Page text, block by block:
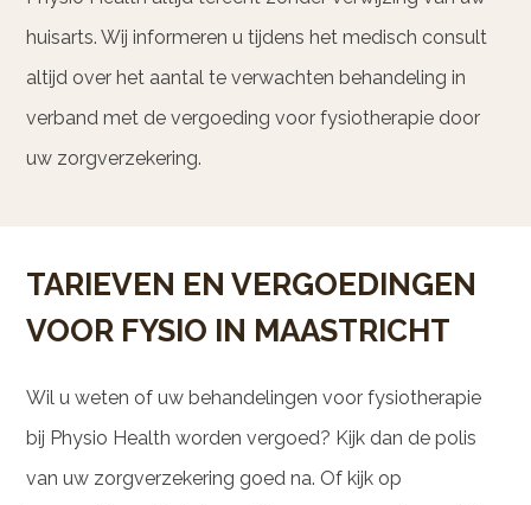
huisarts. Wij informeren u tijdens het medisch consult
altijd over het aantal te verwachten behandeling in
verband met de vergoeding voor fysiotherapie door
uw zorgverzekering.
TARIEVEN EN VERGOEDINGEN
VOOR FYSIO IN MAASTRICHT
Wil u weten of uw behandelingen voor fysiotherapie
bij Physio Health worden vergoed? Kijk dan de polis
van uw zorgverzekering goed na. Of kijk op